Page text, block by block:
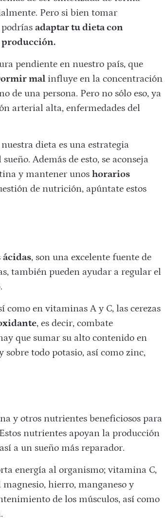
Pero si bien tomar
adaptar tu dieta con
producción.
pendiente en nuestro país, que
malinfluye en la concentración
de una persona. Pero no sólo eso, ya
arterial alta, enfermedades del
dieta es una estrategia
Además de esto, se aconseja
y mantener unos horarios
de nutrición, apúntate estos
ácidas, son una excelente fuente de
también pueden ayudar a regular el
.
como en vitaminas A y C, las cerezas
, es decir, combate
que sumar su alto contenido en
todo potasio, así como zinc,
y otros nutrientes beneficiosos para
nutrientes apoyan la producción
a un sueño más reparador.
energía al organismo; vitamina C,
hierro, manganeso y
de los músculos, así como